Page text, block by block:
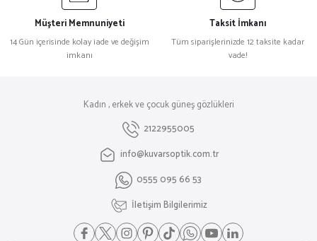
Müşteri Memnuniyeti
14 Gün içerisinde kolay iade ve değişim
imkanı
Taksit İmkanı
Tüm siparişlerinizde 12 taksite kadar
vade!
Kadın , erkek ve çocuk güneş gözlükleri
2122955005
info@kuvarsoptik.com.tr
0555 095 66 53
İletişim Bilgilerimiz